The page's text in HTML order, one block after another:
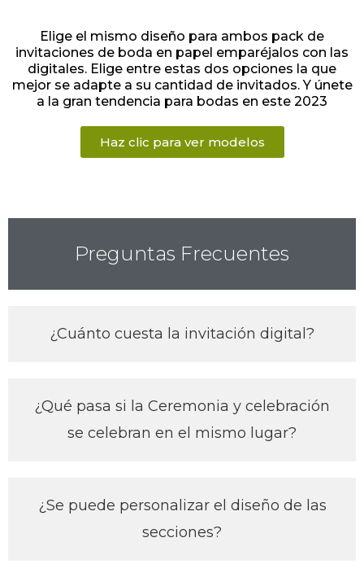
Elige el mismo diseño para ambos pack de
invitaciones de boda en papel emparéjalos con las
digitales. Elige entre estas dos opciones la que
mejor se adapte a su cantidad de invitados. Y únete
a la gran tendencia para bodas en este 2023
Haz clic para ver modelos
Preguntas Frecuentes
¿Cuánto cuesta la invitación digital?
¿Qué pasa si la Ceremonia y celebración
se celebran en el mismo lugar?
¿Se puede personalizar el diseño de las
secciones?